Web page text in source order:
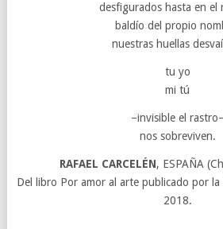
desfigurados hasta en el
baldío del propio
nuestras huellas
tu yo
mi tú
–invisible el rastro–
nos sobreviven.
RAFAEL CARCELÉN, ESPAÑA
Del libro Por amor al arte publicado por la
2018.